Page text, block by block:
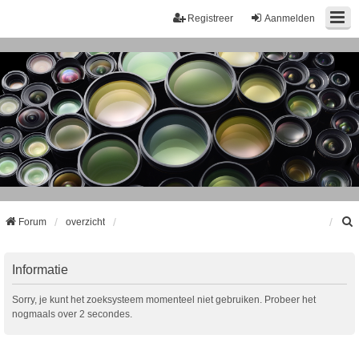
Aanmelden
Registreer
Forum overzicht
Informatie
Sorry, je kunt het zoeksysteem momenteel niet gebruiken. Probeer het
nogmaals over 2 secondes.